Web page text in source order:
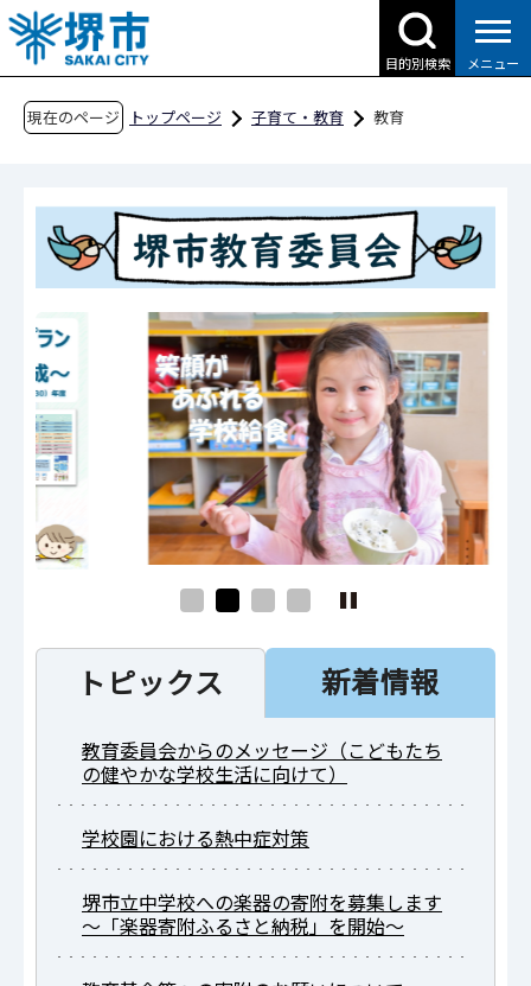
こ
の
ペ
目的別検索 メニュー
現在のページ トップページ 子育て・教育 教育
トピックス 新着情報
教育委員会からのメッセージ（こどもたち
の健やかな学校生活に向けて）
学校園における熱中症対策
堺市立中学校への楽器の寄附を募集します
～「楽器寄附ふるさと納税」を開始～